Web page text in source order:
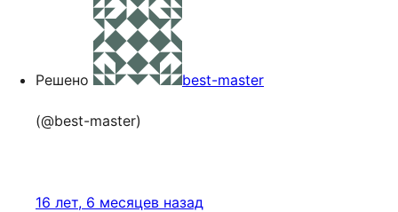
Решено best-master
(@best-master)
16 лет, 6 месяцев назад